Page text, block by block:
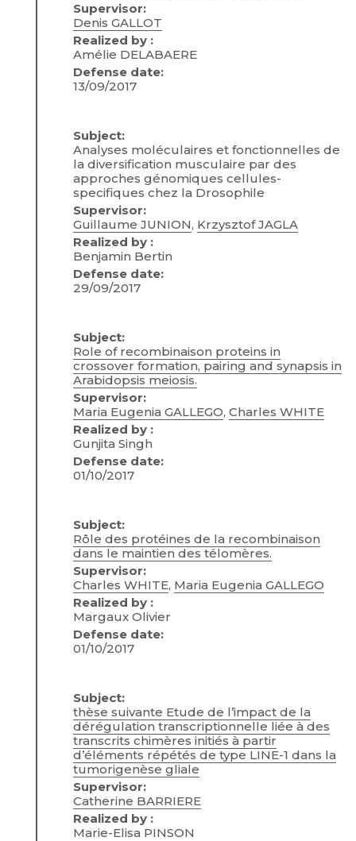
Supervisor:
Denis GALLOT
Realized by :
Amélie DELABAERE
Defense date:
13/09/2017
Subject:
Analyses moléculaires et fonctionnelles de
la diversification musculaire par des
approches génomiques cellules-
specifiques chez la Drosophile
Supervisor:
Guillaume JUNION, Krzysztof JAGLA
Realized by :
Benjamin Bertin
Defense date:
29/09/2017
Subject:
Role of recombinaison proteins in
crossover formation, pairing and synapsis in
Arabidopsis meiosis.
Supervisor:
Maria Eugenia GALLEGO, Charles WHITE
Realized by :
Gunjita Singh
Defense date:
01/10/2017
Subject:
Rôle des protéines de la recombinaison
dans le maintien des télomères.
Supervisor:
Charles WHITE, Maria Eugenia GALLEGO
Realized by :
Margaux Olivier
Defense date:
01/10/2017
Subject:
thèse suivante Etude de l’impact de la
dérégulation transcriptionnelle liée à des
transcrits chimères initiés à partir
d’éléments répétés de type LINE-1 dans la
tumorigenèse gliale
Supervisor:
Catherine BARRIERE
Realized by :
Marie-Elisa PINSON